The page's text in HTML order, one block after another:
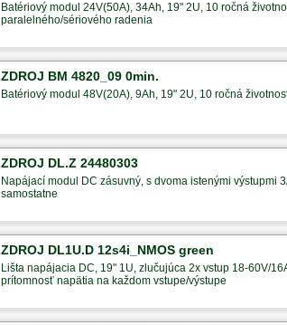
Batériový modul 24V(50A), 34Ah, 19" 2U, 10 ročná
paralelného/sériového radenia
ZDROJ BM 4820_09 0min.
Batériový modul 48V(20A), 9Ah, 19" 2U, 10 ročná
ZDROJ DL.Z 24480303
Napájací modul DC zásuvný, s dvoma istenými výstupmi
samostatne
ZDROJ DL1U.D 12s4i_NMOS green
Lišta napájacia DC, 19" 1U, zlučujúca 2x vstup 18-60V/
prítomnosť napätia na každom vstupe/výstupe